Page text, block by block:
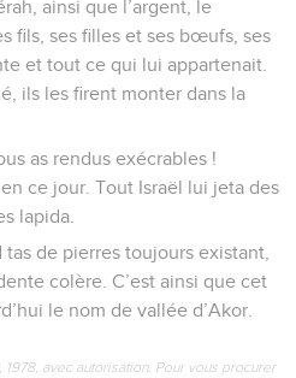
ainsi que l’argent, le
fils, ses filles et ses bœufs, ses
et tout ce qui lui appartenait.
ils les firent monter dans la
as rendus exécrables !
ce jour. Tout Israël lui jeta des
lapida.
de pierres toujours existant,
colère. C’est ainsi que cet
le nom de vallée d’Akor.
avec autorisation. Pour vous procurer